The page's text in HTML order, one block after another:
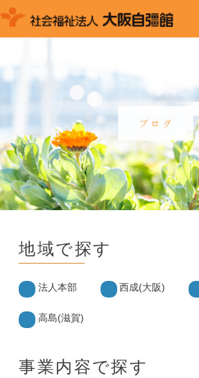
地域で探す
法人本部 西成(大阪)
高島(滋賀)
事業内容で探す